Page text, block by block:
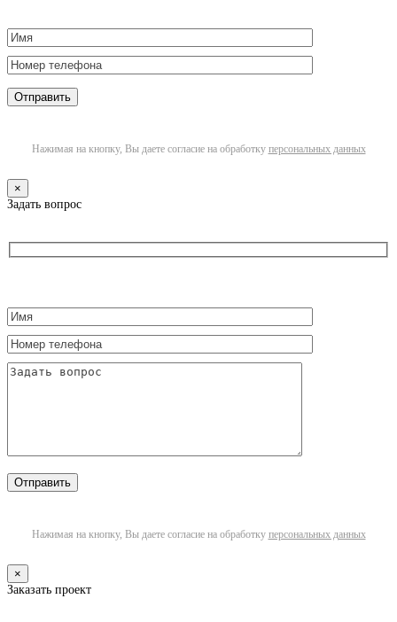
Нажимая на кнопку, Вы даете согласие на обработку персональных данных
×
Задать вопрос
Нажимая на кнопку, Вы даете согласие на обработку персональных данных
×
Заказать проект